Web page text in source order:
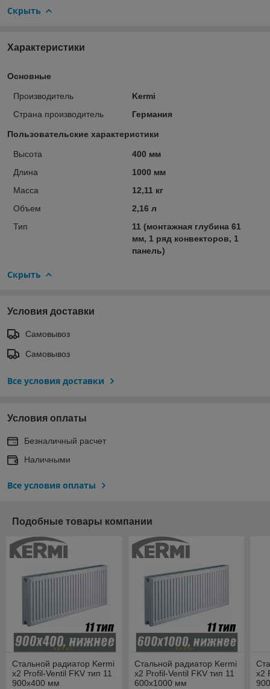
Скрыть
Характеристики
Основные
Производитель
Kermi
Страна производитель
Германия
Пользовательские характеристики
Высота
400 мм
Длина
1000 мм
Масса
12,11 кг
Объем
2,16 л
Тип
11 (монтажная глубина 61
мм, 1 ряд конвекторов, 1
панель)
Скрыть
Условия доставки
Самовывоз
Самовывоз
Все условия доставки
Условия оплаты
Безналичный расчет
Наличными
Все условия оплаты
Подобные товары компании
Стальной радиатор Kermi
x2 Profil-Ventil FKV тип 11
900x400 мм
Стальной радиатор Kermi
x2 Profil-Ventil FKV тип 11
600x1000 мм
x2